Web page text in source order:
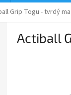
Grip Togu - tvrdý
Actiball